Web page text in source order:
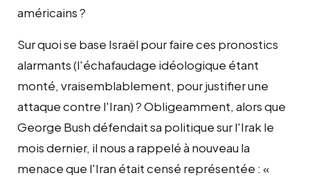
américains ?
Sur quoi se base Israël pour faire ces pronostics
alarmants (l'échafaudage idéologique étant
monté, vraisemblablement, pour justifier une
attaque contre l'Iran) ? Obligeamment, alors que
George Bush défendait sa politique sur l'Irak le
mois dernier, il nous a rappelé à nouveau la
menace que l'Iran était censé représentée : «